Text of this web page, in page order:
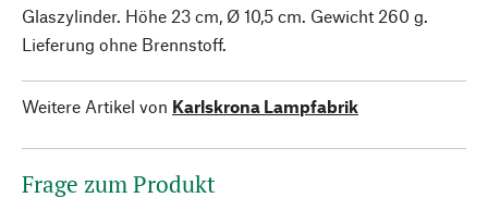
Glaszylinder. Höhe 23 cm, Ø 10,5 cm. Gewicht 260 g.
Lieferung ohne Brennstoff.
Weitere Artikel von Karlskrona Lampfabrik
Frage zum Produkt